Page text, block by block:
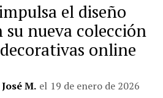
el diseño
su nueva colección
online
José M. el 19 de enero de 2026